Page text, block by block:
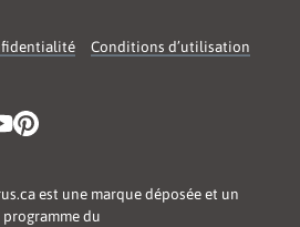
Conditions d’utilisation
est une marque déposée et un
programme du